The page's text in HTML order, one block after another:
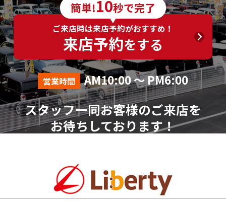
簡単!10秒で完了
ご来店時は来店予約がおすすめ！
来店予約をする
営業時間 AM10:00 ～ PM6:00
スタッフ一同お客様のご来店を
お待ちしております！